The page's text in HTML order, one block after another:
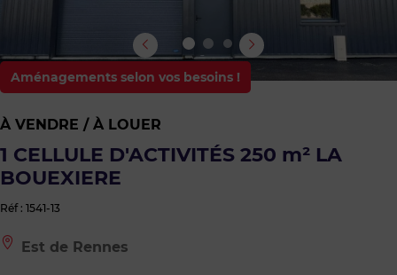
bien
Aménagements selon vos besoins !
À VENDRE / À LOUER
1 CELLULE D'ACTIVITÉS 250 m² LA
BOUEXIERE
Réf : 1541-13
Le
bien
Est de Rennes